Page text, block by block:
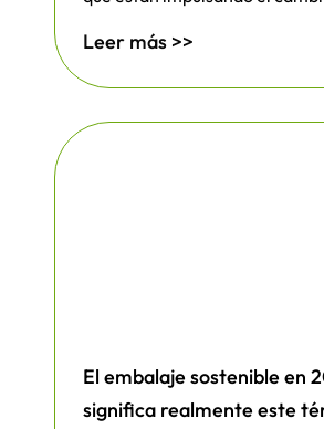
que deleitan a los clientes
con el medio ambiente.
protección.
Leer más >>
El embalaje sostenible en
significa realmente este